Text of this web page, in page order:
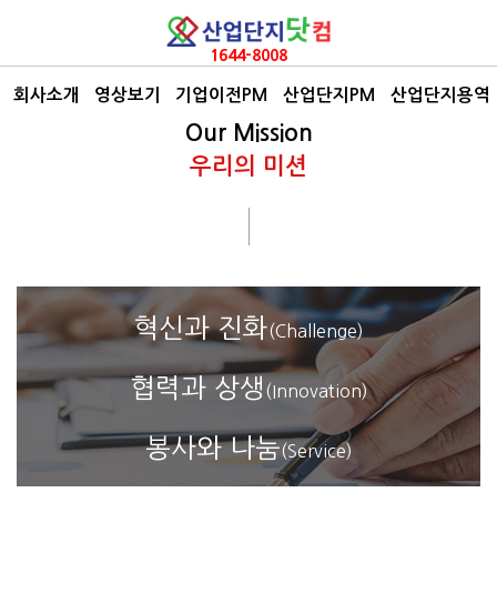
1644-8008
회사소개 영상보기 기업이전PM 산업단지PM 산업단지용역
Our Mission
우리의 미션
혁신과 진화(Challenge)
협력과 상생 (Innovation)
봉사와 나눔(Service)